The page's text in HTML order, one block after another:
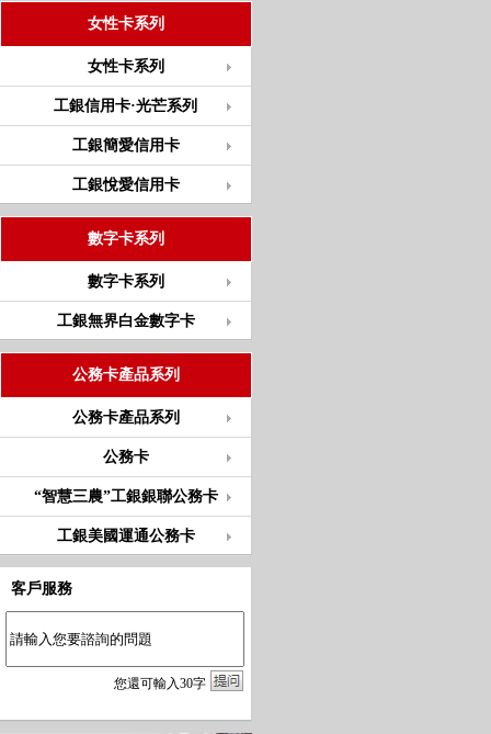
女性卡系列
女性卡系列
工銀信用卡·光芒系列
工銀簡愛信用卡
工銀悅愛信用卡
數字卡系列
數字卡系列
工銀無界白金數字卡
公務卡產品系列
公務卡產品系列
公務卡
“智慧三農”工銀銀聯公務卡
工銀美國運通公務卡
客戶服務
您還可輸入30字